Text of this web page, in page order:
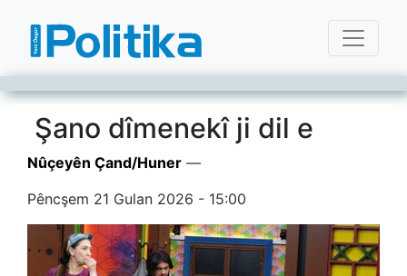
Şano dîmenekî ji dil e
Nûçeyên Çand/Huner —
Pêncşem 21 Gulan 2026 - 15:00